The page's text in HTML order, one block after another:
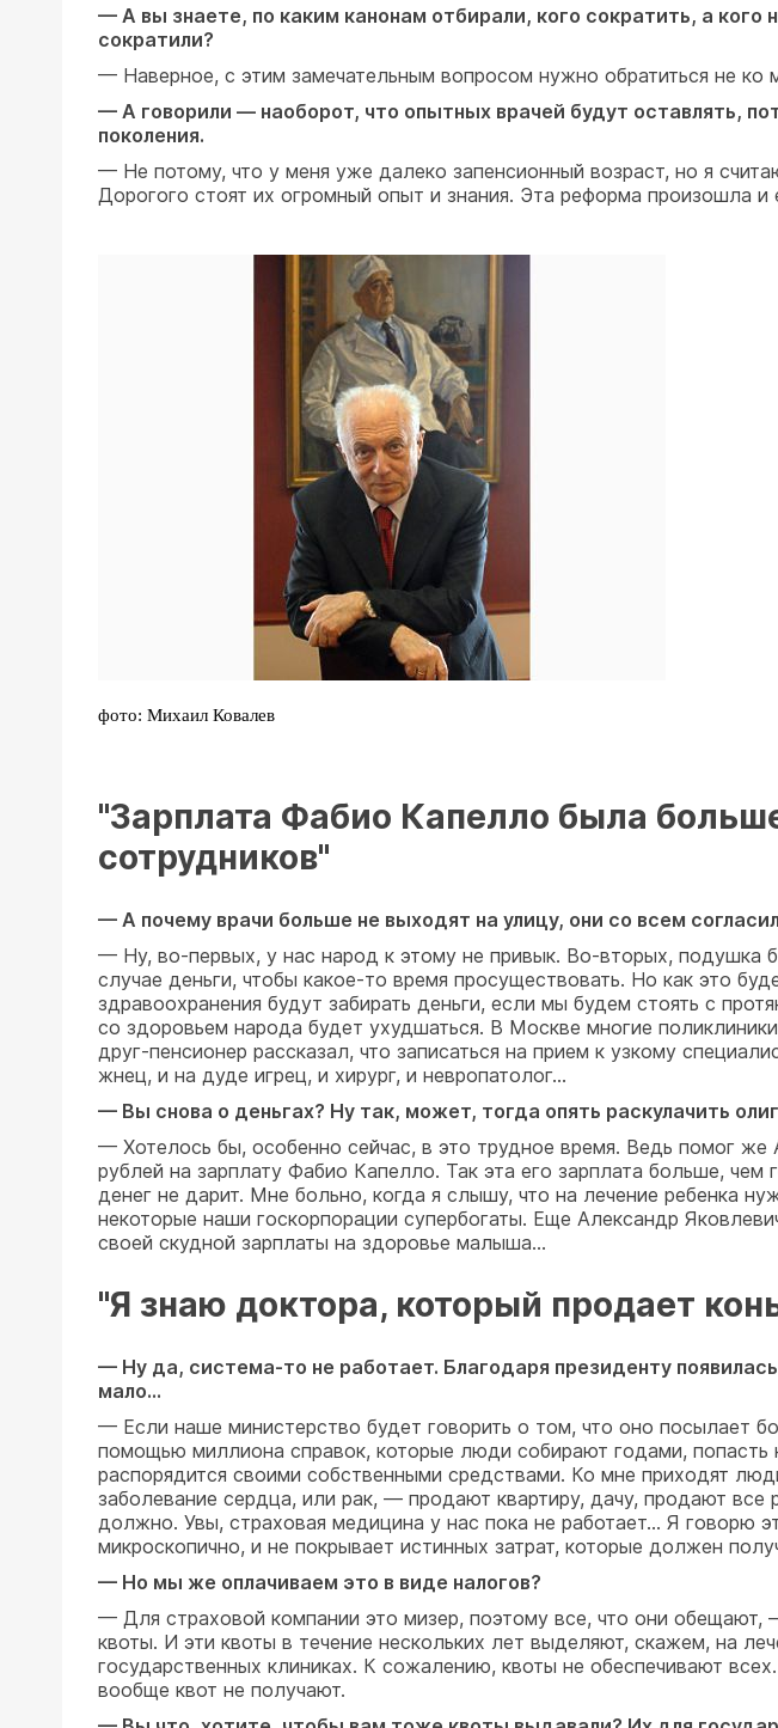
— А вы знаете, по каким канонам отбирали, кого сократить, а
сократили?
— Наверное, с этим замечательным вопросом нужно обратиться не
— А говорили — наоборот, что опытных врачей будут оставлять,
поколения.
— Не потому, что у меня уже далеко запенсионный возраст, но я
Дорогого стоят их огромный опыт и знания. Эта реформа произошла
фото: Михаил Ковалев
"Зарплата Фабио Капелло была
сотрудников"
— А почему врачи больше не выходят на улицу, они со всем
— Ну, во-первых, у нас народ к этому не привык. Во-вторых, подушка
случае деньги, чтобы какое-то время просуществовать. Но как это
здравоохранения будут забирать деньги, если мы будем стоять с
со здоровьем народа будет ухудшаться. В Москве многие
друг-пенсионер рассказал, что записаться на прием к узкому
жнец, и на дуде игрец, и хирург, и невропатолог…
— Вы снова о деньгах? Ну так, может, тогда опять раскулачить
— Хотелось бы, особенно сейчас, в это трудное время. Ведь помог
рублей на зарплату Фабио Капелло. Так эта его зарплата больше,
денег не дарит. Мне больно, когда я слышу, что на лечение ребенка
некоторые наши госкорпорации супербогаты. Еще Александр
своей скудной зарплаты на здоровье малыша…
"Я знаю доктора, который продает
— Ну да, система-то не работает. Благодаря президенту
мало…
— Если наше министерство будет говорить о том, что оно посылает
помощью миллиона справок, которые люди собирают годами, попасть
распорядится своими собственными средствами. Ко мне приходят
заболевание сердца, или рак, — продают квартиру, дачу, продают
должно. Увы, страховая медицина у нас пока не работает… Я говорю
микроскопично, и не покрывает истинных затрат, которые должен
— Но мы же оплачиваем это в виде налогов?
— Для страховой компании это мизер, поэтому все, что они
квоты. И эти квоты в течение нескольких лет выделяют, скажем, на
государственных клиниках. К сожалению, квоты не обеспечивают
вообще квот не получают.